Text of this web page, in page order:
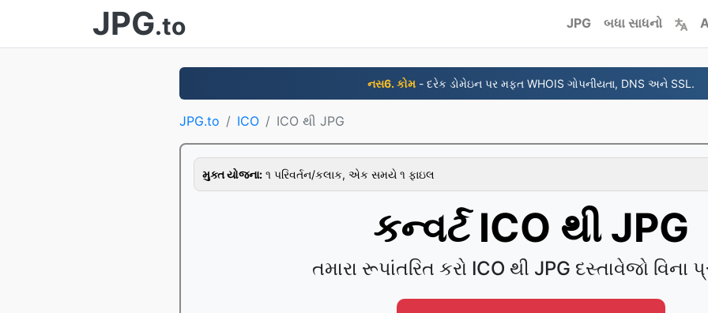
JPG.to JPG બધા સાધનો
નસ6. કોમ - દરેક ડોમેઇન પર મફત WHOIS ગોપનીયતા, DNS અને SSL.
JPG.to ICO ICO થી JPG
મુક્ત યોજના: ૧ પરિવર્તન/કલાક, એક સમયે ૧ ફાઇલ
કન્વર્ટ ICO થી JPG
તમારા રૂપાંતરિત કરો ICO થી JPG દસ્તાવેજો વિના